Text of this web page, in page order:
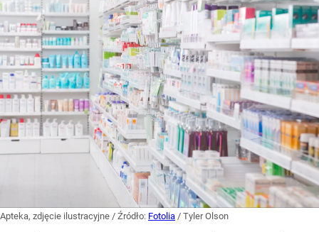
Apteka, zdjęcie ilustracyjne / Źródło: Fotolia / Tyler Olson